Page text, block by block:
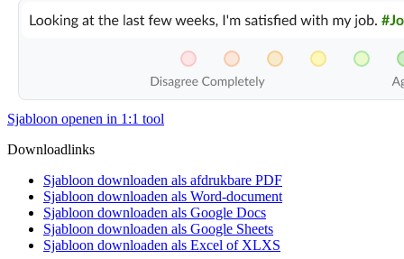
Sjabloon openen in 1:1 tool
Downloadlinks
Sjabloon downloaden als afdrukbare PDF
Sjabloon downloaden als Word-document
Sjabloon downloaden als Google Docs
Sjabloon downloaden als Google Sheets
Sjabloon downloaden als Excel of XLXS